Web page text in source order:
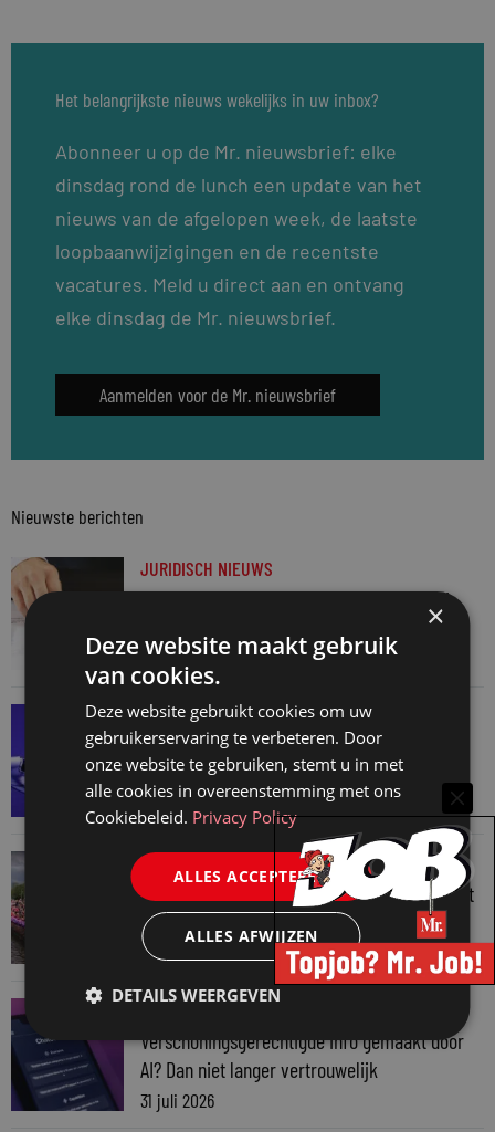
Het belangrijkste nieuws wekelijks in uw inbox?
Abonneer u op de Mr. nieuwsbrief: elke
dinsdag rond de lunch een update van het
nieuws van de afgelopen week, de laatste
loopbaanwijzigingen en de recentste
vacatures. Meld u direct aan en ontvang
elke dinsdag de Mr. nieuwsbrief.
Aanmelden voor de Mr. nieuwsbrief
Nieuwste berichten
JURIDISCH NIEUWS
Aantal notariële akten na topmaand in juni
6 augustus 2026
SNELRECHT
AI-muziekaanbieder maakt inbreuk op
auteursrecht
4 augustus 2026
JURIDISCH NIEUWS
Regenboognetwerk van de Rechtspraak vaart
mee met botenparade Pride
3 augustus 2026
JURIDISCH NIEUWS
Verschoningsgerechtigde info gemaakt door
AI? Dan niet langer vertrouwelijk
31 juli 2026
×
Deze website maakt gebruik
van cookies.
Deze website gebruikt cookies om uw
gebruikerservaring te verbeteren. Door
onze website te gebruiken, stemt u in met
alle cookies in overeenstemming met ons
Cookiebeleid. Privacy Policy
ALLES ACCEPTEREN
ALLES AFWIJZEN
DETAILS WEERGEVEN